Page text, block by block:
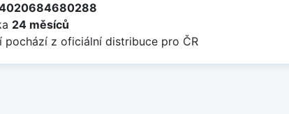
24 měsíců
pochází z oficiální distribuce pro ČR